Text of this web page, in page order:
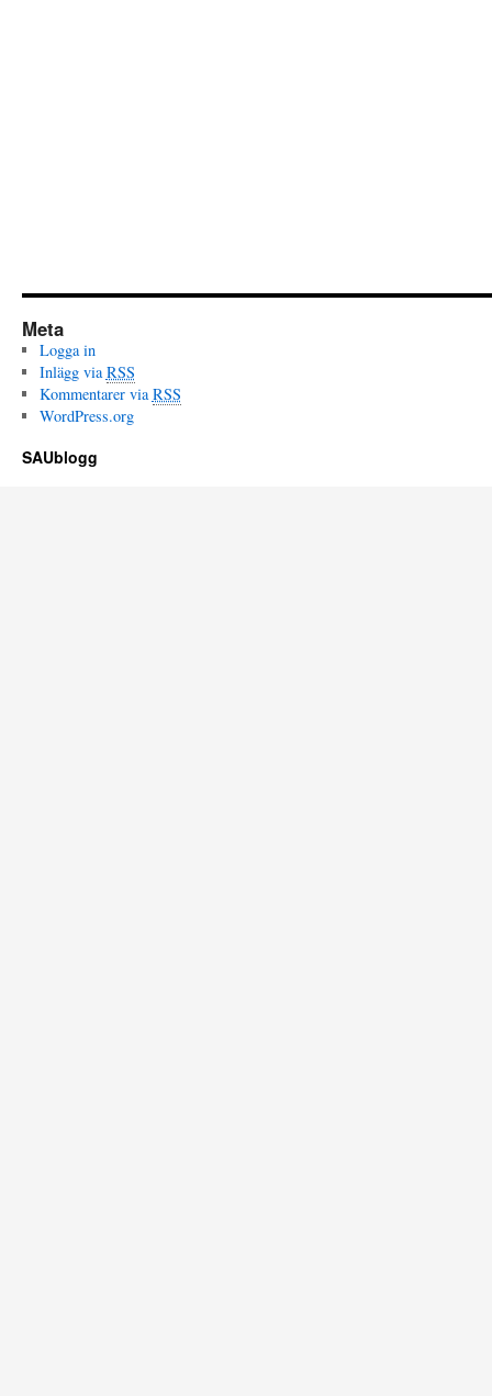
Meta
Logga in
Inlägg viaRSS
Kommentarer viaRSS
WordPress.org
SAUblogg